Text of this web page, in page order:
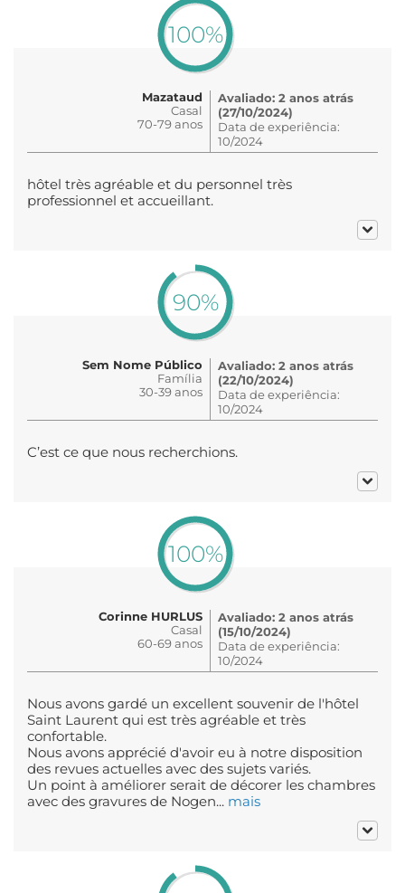
100%
Mazataud
Casal
70-79 anos
Avaliado: 2 anos atrás
(27/10/2024)
Data de experiência:
10/2024
hôtel très agréable et du personnel très
professionnel et accueillant.
90%
Sem Nome Público
Família
30-39 anos
Avaliado: 2 anos atrás
(22/10/2024)
Data de experiência:
10/2024
C’est ce que nous recherchions.
100%
Corinne HURLUS
Casal
60-69 anos
Avaliado: 2 anos atrás
(15/10/2024)
Data de experiência:
10/2024
Nous avons gardé un excellent souvenir de l'hôtel
Saint Laurent qui est très agréable et très
confortable.
Nous avons apprécié d'avoir eu à notre disposition
des revues actuelles avec des sujets variés.
Un point à améliorer serait de décorer les chambres
avec des gravures de Nogen... mais